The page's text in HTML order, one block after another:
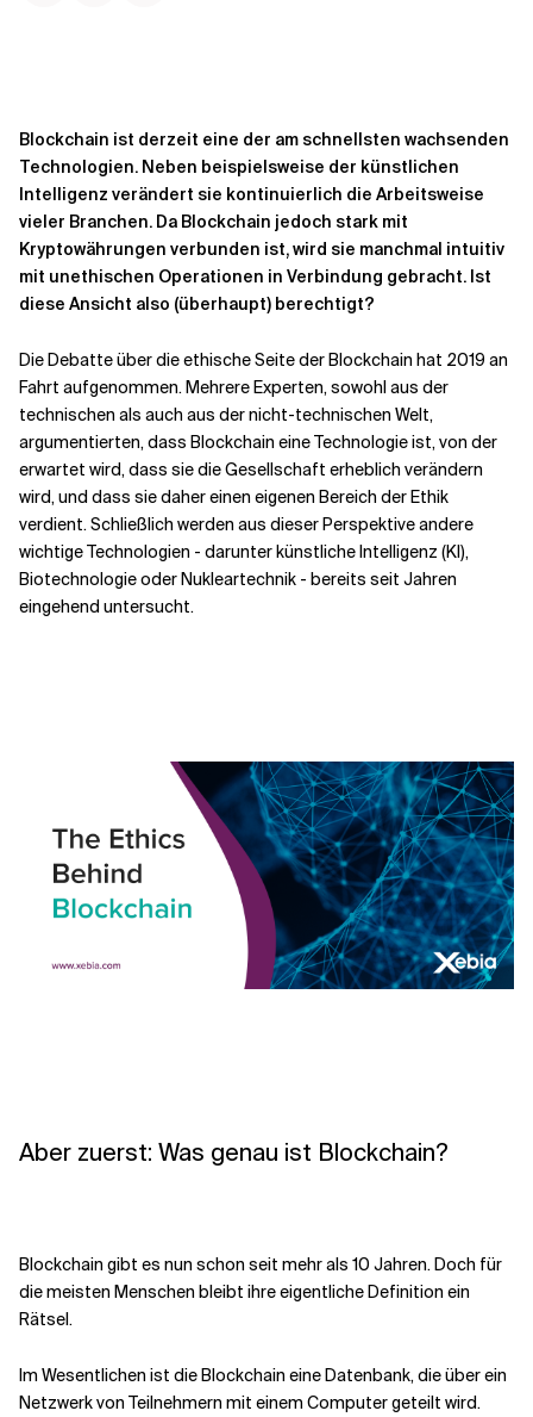
Verwandte Themen
Blockchain ist derzeit eine der am schnellsten wachsenden
Technologien. Neben beispielsweise der künstlichen
Intelligenz verändert sie kontinuierlich die Arbeitsweise
vieler Branchen. Da Blockchain jedoch stark mit
Kryptowährungen verbunden ist, wird sie manchmal intuitiv
mit unethischen Operationen in Verbindung gebracht. Ist
diese Ansicht also (überhaupt) berechtigt?
Die Debatte über die ethische Seite der Blockchain hat 2019 an
Fahrt aufgenommen. Mehrere Experten, sowohl aus der
technischen als auch aus der nicht-technischen Welt,
argumentierten, dass Blockchain eine Technologie ist, von der
erwartet wird, dass sie die Gesellschaft erheblich verändern
wird, und dass sie daher einen eigenen Bereich der Ethik
verdient. Schließlich werden aus dieser Perspektive andere
wichtige Technologien - darunter künstliche Intelligenz (KI),
Biotechnologie oder Nukleartechnik - bereits seit Jahren
eingehend untersucht.
Aber zuerst: Was genau ist Blockchain?
Blockchain gibt es nun schon seit mehr als 10 Jahren. Doch für
die meisten Menschen bleibt ihre eigentliche Definition ein
Rätsel.
Im Wesentlichen ist die Blockchain eine Datenbank, die über ein
Netzwerk von Teilnehmern mit einem Computer geteilt wird.